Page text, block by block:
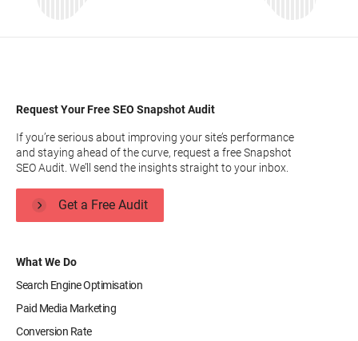
What We Do
Search Engine Optimisation
Paid Media Marketing
Conversion Rate
Request Your Free SEO Snapshot Audit
If you’re serious about improving your site’s performance
and staying ahead of the curve, request a free Snapshot
SEO Audit. We’ll send the insights straight to your inbox.
Get a Free Audit